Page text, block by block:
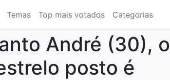
Temas Top mais votados Categorias
André (30), o
posto é